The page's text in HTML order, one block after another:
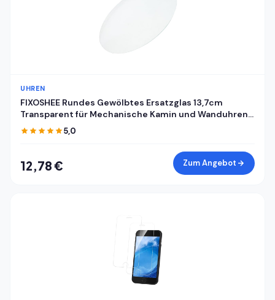
UHREN
FIXOSHEE Rundes Gewölbtes Ersatzglas 13,7cm
Transparent für Mechanische Kamin und Wanduhren
mit Uhrkuppel und Zifferblattabdeckung
5,0
12,78 € Zum Angebot